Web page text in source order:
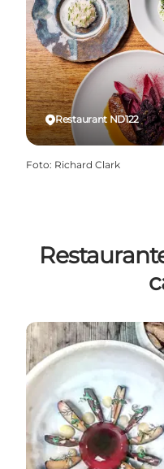
Restaurant ND122
Foto: Richard Clark
Restaurant ND122